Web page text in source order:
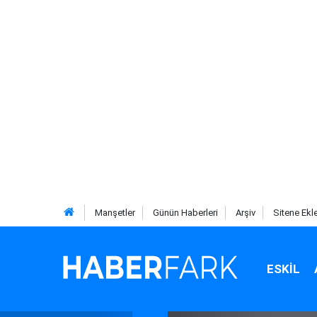
Manşetler Günün Haberleri Arşiv Sitene
ESKIL